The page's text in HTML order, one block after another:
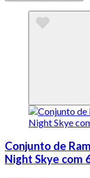
Conjunto de
Night Skye com